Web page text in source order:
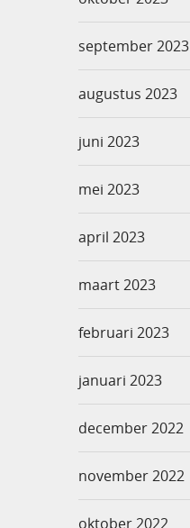
september 2023
augustus 2023
juni 2023
mei 2023
april 2023
maart 2023
februari 2023
januari 2023
december 2022
november 2022
oktober 2022